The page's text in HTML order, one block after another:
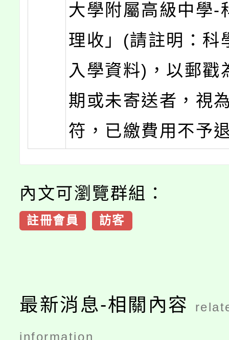
大學附屬高級中學-
理收」(請註明：科
入學資料)，以郵戳
期或未寄送者，視
符，已繳費用不予
內文可瀏覽群組：
註冊會員 訪客
最新消息-相關內容
information